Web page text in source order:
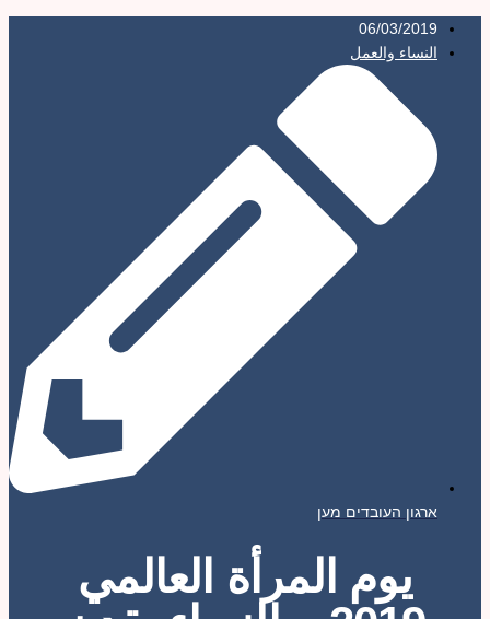
06/03/2019
النساء والعمل
ארגון העובדים מען
يوم المرأة العالمي